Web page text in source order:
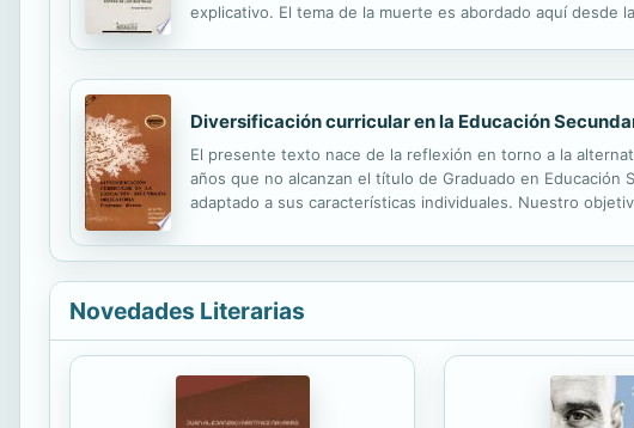
explicativo. El tema de la muerte es abordado aquí desde
Diversificación curricular en la Educación
El presente texto nace de la reflexión en torno a la
años que no alcanzan el título de Graduado en
adaptado a sus características individuales. Nuestro
Novedades Literarias